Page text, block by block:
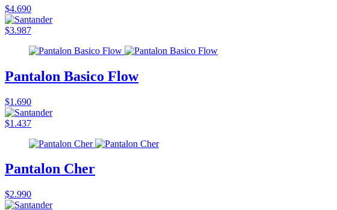
$4.690
$3.987
Pantalon Basico Flow
$1.690
$1.437
Pantalon Cher
$2.990